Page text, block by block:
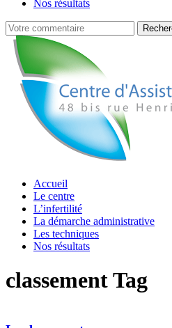
Nos résultats
Accueil
Le centre
L’infertilité
La démarche administrative
Les techniques
Nos résultats
classement Tag